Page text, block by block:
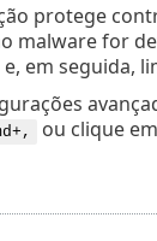
protege
malware for
em seguida,
ou clique